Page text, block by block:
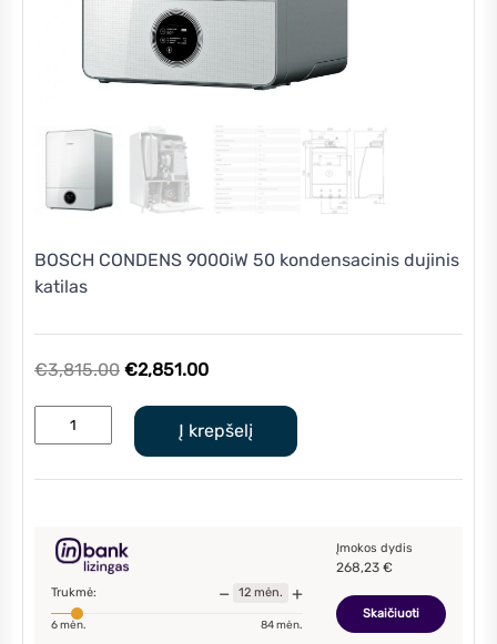
BOSCH CONDENS 9000iW 50 kondensacinis dujinis
katilas
€3,815.00 Original
was:
€3,815.00.
€2,851.00Current
is:
€2,851.00.
produkto
kiekis:
kondensacinis
dujinis
katilas
Į krepšelį
Trukmė: − 12 mėn. +
6mėn. 84mėn.
Įmokos dydis
268,23 €
Skaičiuoti